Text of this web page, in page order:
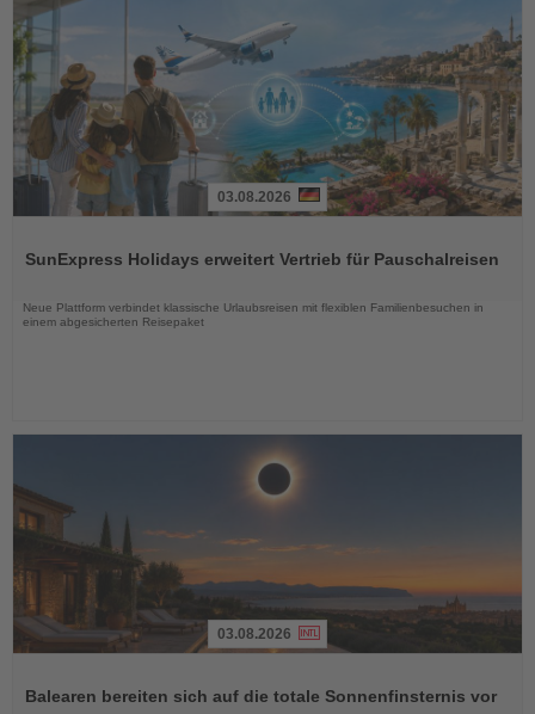
die
03.08.2026
SunExpress Holidays erweitert Vertrieb für Pauschalreisen
Neue Plattform verbindet klassische Urlaubsreisen mit flexiblen Familienbesuchen in
einem abgesicherten Reisepaket
die
03.08.2026
Balearen bereiten sich auf die totale Sonnenfinsternis vor